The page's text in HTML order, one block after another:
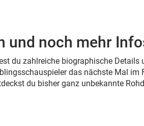
und noch mehr
du zahlreiche biographische
das nächste Mal im
du bisher ganz unbekannte